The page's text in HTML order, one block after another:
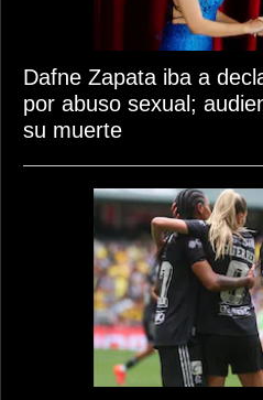
Dafne Zapata iba a
por abuso sexual;
su muerte